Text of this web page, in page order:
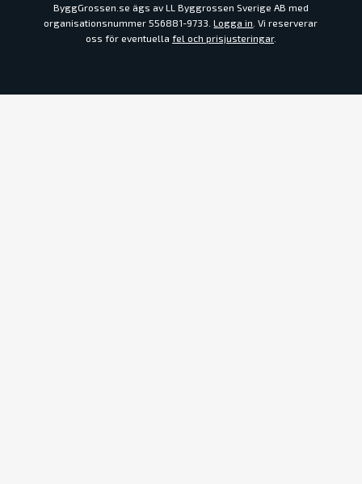
ByggGrossen.se ägs av LL Byggrossen Sverige AB med
organisationsnummer 556881-9733.Logga in . Vi reserverar
oss för eventuella fel och prisjusteringar.